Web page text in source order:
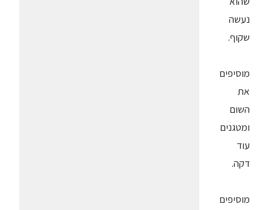
נעשה
שקוף.
מוסיפים
את
השום
ומטגנים
עוד
דקה.
מוסיפים